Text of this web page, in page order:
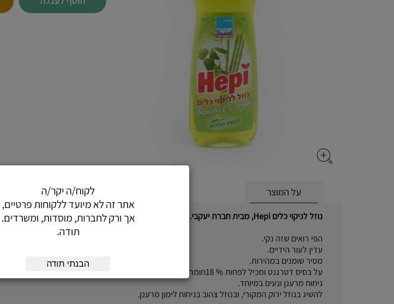
על המוצר
נוזל לניקוי כלים Hepi, מבית חברת יעקבי.
הפי רואים שזה נקי.
עדין לעור הידיים.
מסיר שומנים במהירות.
על בסיס דטרגנט ומכיל לפחות % 18חומר פעיל.
ניחוח מרענן ונעים במיוחד.
להשיג בנוזל ירוק המקורי, ובנוזל צהוב בניחוח לימון מרענן.
לקוח/ה יקר/ה
אתר זה לא מיועד ללקוחות פרטיים,
אך ורק לחברות, מוסדות, ומשרדים.
תודה.
הבנתי תודה